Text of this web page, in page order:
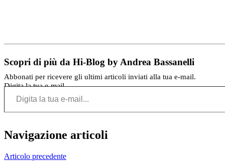
Scopri di più da Hi-Blog by Andrea Bassanelli
Abbonati per ricevere gli ultimi articoli inviati alla tua e-mail.
Digita la tua e-mail...
Navigazione articoli
Articolo precedente